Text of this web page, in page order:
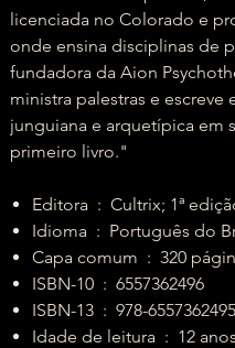
licenciada no Colorado e
onde ensina disciplinas de
fundadora da Aion
ministra palestras e
junguiana e arquetípica em
primeiro livro."
Editora ‏ : ‎ Cultrix; 1ª
Idioma ‏ : ‎ Português do
Capa comum ‏ : ‎ 320
ISBN-10 ‏ : ‎ 6557362496
ISBN-13 ‏ : ‎ 978-6557362495
Idade de leitura